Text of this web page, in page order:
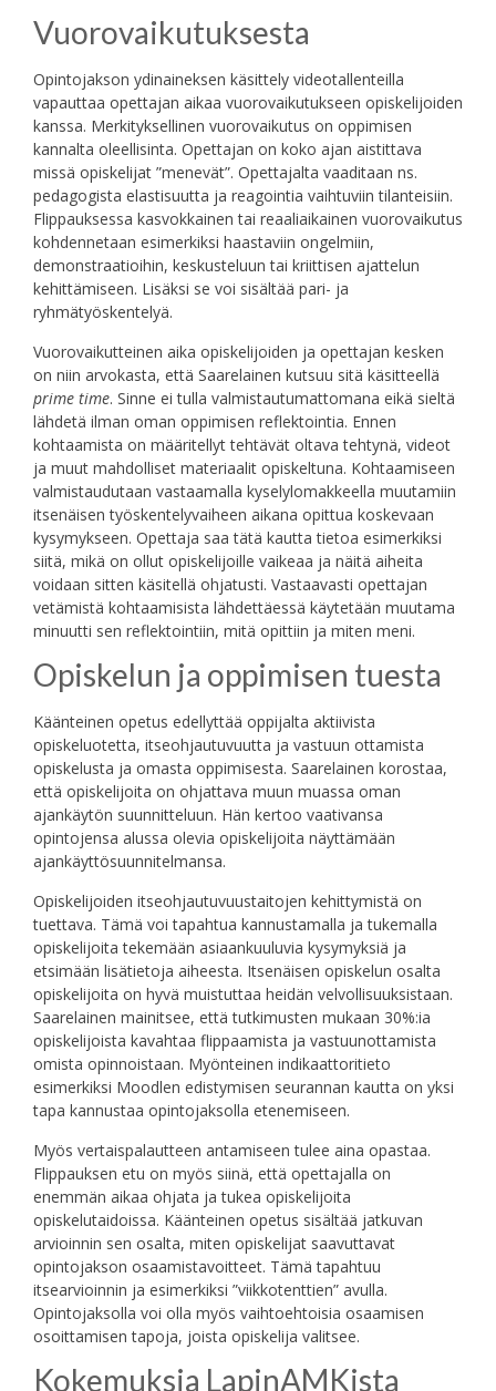
Vuorovaikutuksesta
Opintojakson ydinaineksen käsittely videotallenteilla
vapauttaa opettajan aikaa vuorovaikutukseen opiskelijoiden
kanssa. Merkityksellinen vuorovaikutus on oppimisen
kannalta oleellisinta. Opettajan on koko ajan aistittava
missä opiskelijat ”menevät”. Opettajalta vaaditaan ns.
pedagogista elastisuutta ja reagointia vaihtuviin tilanteisiin.
Flippauksessa kasvokkainen tai reaaliaikainen vuorovaikutus
kohdennetaan esimerkiksi haastaviin ongelmiin,
demonstraatioihin, keskusteluun tai kriittisen ajattelun
kehittämiseen. Lisäksi se voi sisältää pari- ja
ryhmätyöskentelyä.
Vuorovaikutteinen aika opiskelijoiden ja opettajan kesken
on niin arvokasta, että Saarelainen kutsuu sitä käsitteellä
prime time. Sinne ei tulla valmistautumattomana eikä sieltä
lähdetä ilman oman oppimisen reflektointia. Ennen
kohtaamista on määritellyt tehtävät oltava tehtynä, videot
ja muut mahdolliset materiaalit opiskeltuna. Kohtaamiseen
valmistaudutaan vastaamalla kyselylomakkeella muutamiin
itsenäisen työskentelyvaiheen aikana opittua koskevaan
kysymykseen. Opettaja saa tätä kautta tietoa esimerkiksi
siitä, mikä on ollut opiskelijoille vaikeaa ja näitä aiheita
voidaan sitten käsitellä ohjatusti. Vastaavasti opettajan
vetämistä kohtaamisista lähdettäessä käytetään muutama
minuutti sen reflektointiin, mitä opittiin ja miten meni.
Opiskelun ja oppimisen tuesta
Käänteinen opetus edellyttää oppijalta aktiivista
opiskeluotetta, itseohjautuvuutta ja vastuun ottamista
opiskelusta ja omasta oppimisesta. Saarelainen korostaa,
että opiskelijoita on ohjattava muun muassa oman
ajankäytön suunnitteluun. Hän kertoo vaativansa
opintojensa alussa olevia opiskelijoita näyttämään
ajankäyttösuunnitelmansa.
Opiskelijoiden itseohjautuvuustaitojen kehittymistä on
tuettava. Tämä voi tapahtua kannustamalla ja tukemalla
opiskelijoita tekemään asiaankuuluvia kysymyksiä ja
etsimään lisätietoja aiheesta. Itsenäisen opiskelun osalta
opiskelijoita on hyvä muistuttaa heidän velvollisuuksistaan.
Saarelainen mainitsee, että tutkimusten mukaan 30%:ia
opiskelijoista kavahtaa flippaamista ja vastuunottamista
omista opinnoistaan. Myönteinen indikaattoritieto
esimerkiksi Moodlen edistymisen seurannan kautta on yksi
tapa kannustaa opintojaksolla etenemiseen.
Myös vertaispalautteen antamiseen tulee aina opastaa.
Flippauksen etu on myös siinä, että opettajalla on
enemmän aikaa ohjata ja tukea opiskelijoita
opiskelutaidoissa. Käänteinen opetus sisältää jatkuvan
arvioinnin sen osalta, miten opiskelijat saavuttavat
opintojakson osaamistavoitteet. Tämä tapahtuu
itsearvioinnin ja esimerkiksi ”viikkotenttien” avulla.
Opintojaksolla voi olla myös vaihtoehtoisia osaamisen
osoittamisen tapoja, joista opiskelija valitsee.
Kokemuksia LapinAMKista